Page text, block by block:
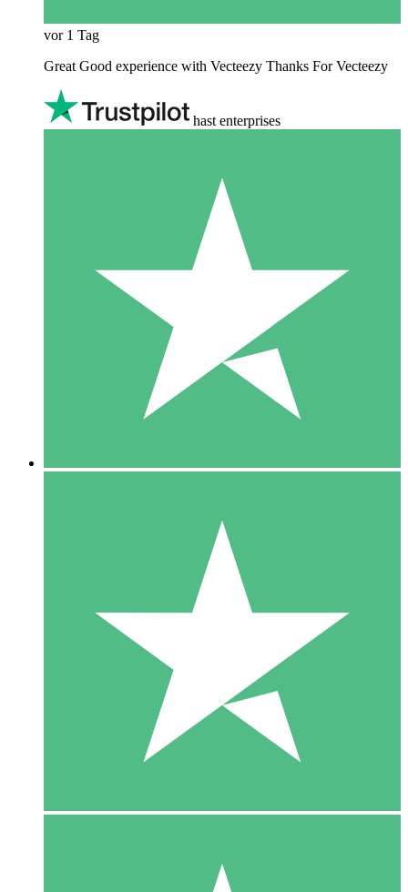
vor 1 Tag
Great Good experience with Vecteezy Thanks For Vecteezy
hast enterprises